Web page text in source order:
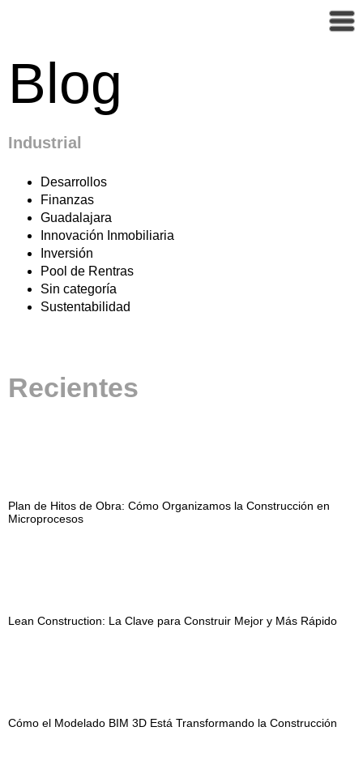
Blog
Industrial
Desarrollos
Finanzas
Guadalajara
Innovación Inmobiliaria
Inversión
Pool de Rentras
Sin categoría
Sustentabilidad
Recientes
Plan de Hitos de Obra: Cómo Organizamos la Construcción en
Microprocesos
Lean Construction: La Clave para Construir Mejor y Más Rápido
Cómo el Modelado BIM 3D Está Transformando la Construcción